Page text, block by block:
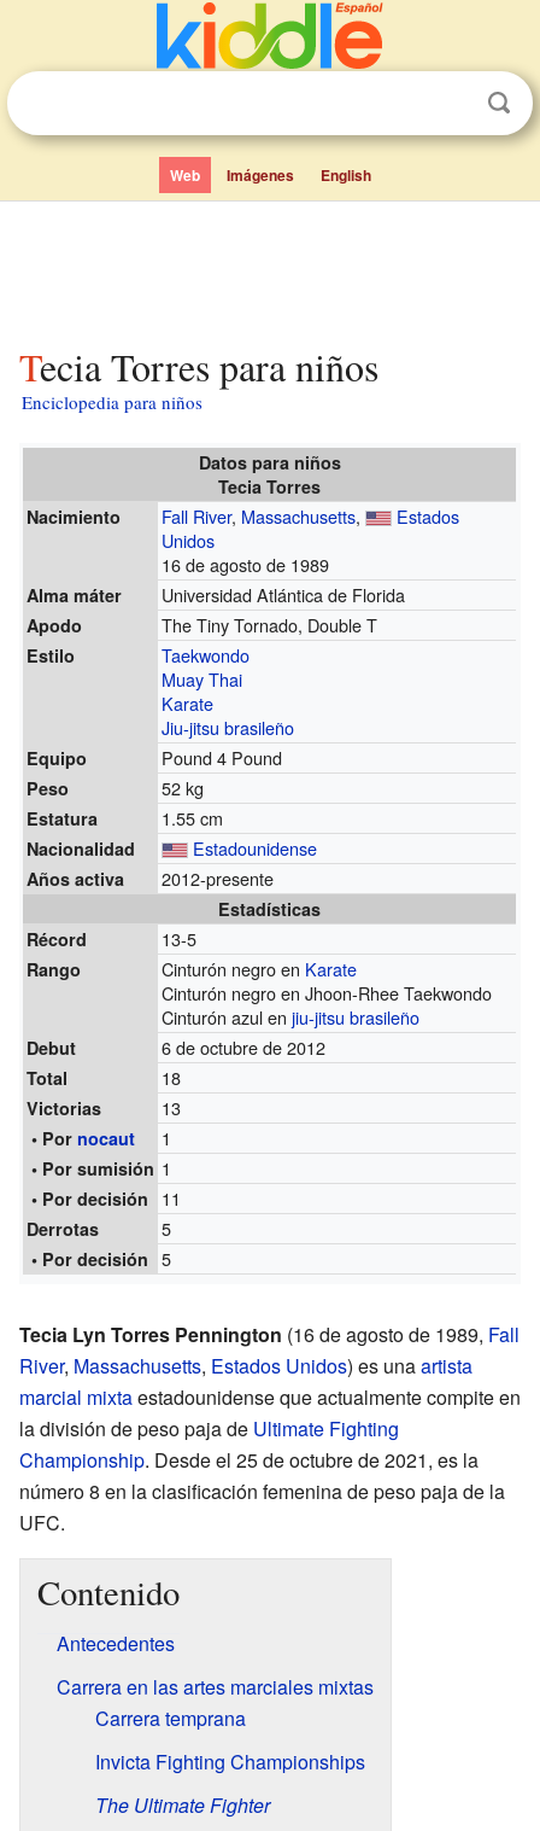
Web Imágenes English
Tecia Torres para niños
Enciclopedia para niños
Datos para niños
Tecia Torres
Nacimiento
Fall River, Massachusetts,
Estados
Unidos
16 de agosto de 1989
Alma máter Universidad Atlántica de Florida
Apodo The Tiny Tornado, Double T
Estilo
Taekwondo
Muay Thai
Karate
Jiu-jitsu brasileño
Equipo Pound 4 Pound
Peso 52 kg
Estatura 1.55 cm
Nacionalidad Estadounidense
Años activa 2012-presente
Estadísticas
Récord
13-5
Rango Cinturón negro en Karate
Cinturón negro en Jhoon-Rhee Taekwondo
Cinturón azul enjiu-jitsu brasileño
Debut 6 de octubre de 2012
Total 18
Victorias 13
• Por nocaut 1
• Por sumisión 1
• Por decisión 11
Derrotas 5
• Por decisión 5
Tecia Lyn Torres Pennington (16 de agosto de 1989, Fall
River, Massachusetts, Estados Unidos) es unaartista
marcial mixtaestadounidense que actualmente compite en
la división de peso paja de Ultimate Fighting
Championship. Desde el 25 de octubre de 2021, es la
número 8 en la clasificación femenina de peso paja de la
UFC.
Contenido
Antecedentes
Carrera en las artes marciales mixtas
Carrera temprana
Invicta Fighting Championships
The Ultimate Fighter